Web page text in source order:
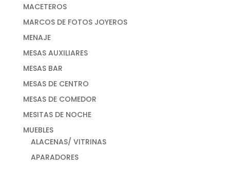
MACETEROS
MARCOS DE FOTOS JOYEROS
MENAJE
MESAS AUXILIARES
MESAS BAR
MESAS DE CENTRO
MESAS DE COMEDOR
MESITAS DE NOCHE
MUEBLES
ALACENAS/ VITRINAS
APARADORES